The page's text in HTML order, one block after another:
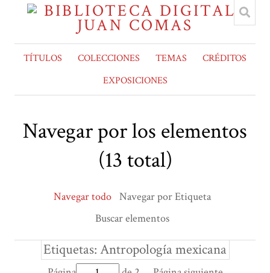
TÍTULOS COLECCIONES TEMAS
CRÉDITOS
EXPOSICIONES
Navegar por los elementos
(13 total)
Navegar todo Navegar por Etiqueta
Buscar elementos
Etiquetas: Antropología mexicana